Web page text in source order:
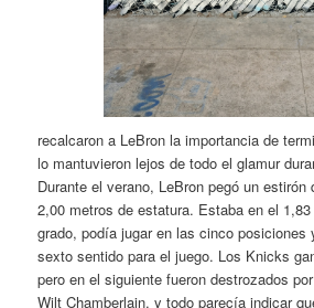
recalcaron a LeBron la importancia de
lo mantuvieron lejos de todo el glamur
Durante el verano, LeBron pegó un estirón
2,00 metros de estatura. Estaba en el
grado, podía jugar en las cinco posiciones
sexto sentido para el juego. Los Knicks
pero en el siguiente fueron destrozados
Wilt Chamberlain, y todo parecía indicar